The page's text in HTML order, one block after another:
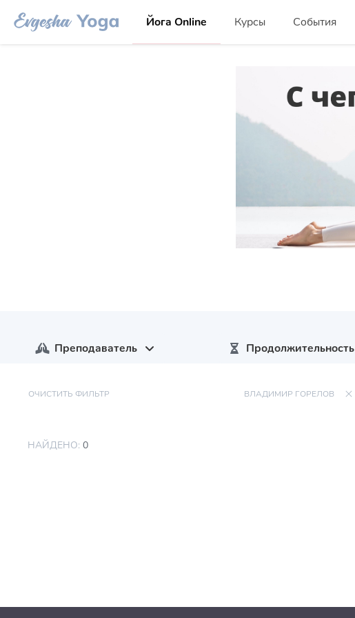
Йога Online Курсы События
Преподаватель Продолжительность
ОЧИСТИТЬ ФИЛЬТР ВЛАДИМИР ГОРЕЛОВ
НАЙДЕНО: 0